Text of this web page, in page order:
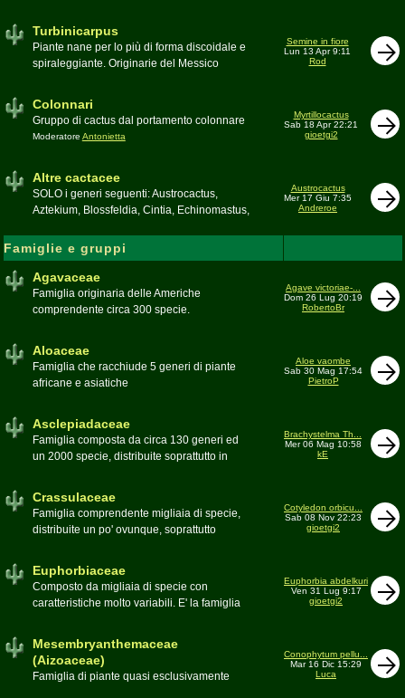
Turbinicarpus
Piante nane per lo più di forma discoidale e
spiraleggiante. Originarie del Messico
Semine in fiore
Lun 13 Apr 9:11
Rod
Colonnari
Gruppo di cactus dal portamento colonnare
Moderatore Antonietta
Myrtillocactus
Sab 18 Apr 22:21
gioetgi2
Altre cactacee
SOLO i generi seguenti: Austrocactus,
Aztekium, Blossfeldia, Cintia, Echinomastus,
Geohintonia, Obregonia, Oroya,
Ortegocactus, Pediocactus, Pelecyphora,
Pereskia, Sclerocactus, Strombocactus ,
Toumeya, Uebelmannia, Yavia. Sottotribù:
Hylocereinae (Aporocactus, Epiphyllum,
Austrocactus
Mer 17 Giu 7:35
Andreroe
Famiglie e gruppi
Agavaceae
Famiglia originaria delle Americhe
comprendente circa 300 specie.
generi:Agave, Beschorneria, Furcraea,
Hesperaloë, Littaea, Manfreda, Polianthes,
Agave victoriae-...
Dom 26 Lug 20:19
RobertoBr
Aloaceae
Famiglia che racchiude 5 generi di piante
africane e asiatiche
Aloe vaombe
Sab 30 Mag 17:54
PietroP
Asclepiadaceae
Famiglia composta da circa 130 generi ed
un 2000 specie, distribuite soprattutto in
Brachystelma Th...
Mer 06 Mag 10:58
kE
Crassulaceae
Famiglia comprendente migliaia di specie,
distribuite un po' ovunque, soprattutto
Cotyledon orbicu...
Sab 08 Nov 22:23
gioetgi2
Euphorbiaceae
Composto da migliaia di specie con
caratteristiche molto variabili. E' la famiglia
popolazioni anche nel nostro paese
Moderatorebeppe58
Euphorbia abdelkuri
Ven 31 Lug 9:17
gioetgi2
Mesembryanthemaceae
(Aizoaceae)
Famiglia di piante quasi esclusivamente
Conophytum pellu...
Mar 16 Dic 15:29
Luca